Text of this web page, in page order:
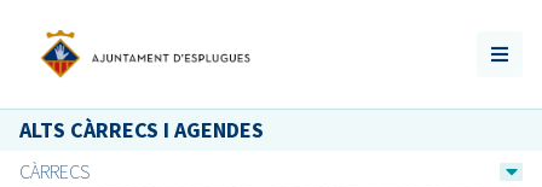
ALTS CÀRRECS I AGENDES
CÀRRECS